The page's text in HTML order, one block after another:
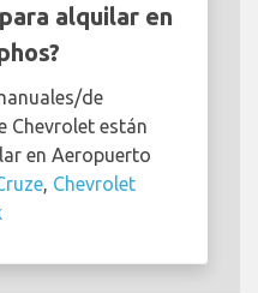
alquilar en
de
Chevrolet están
en Aeropuerto
Chevrolet